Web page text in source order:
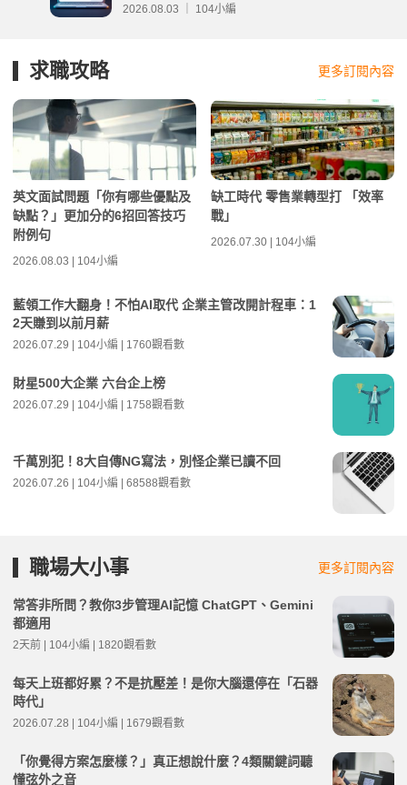
2026.08.03 ｜ 104小編
求職攻略 更多訂閱內容
英文面試問題「你有哪些優點及
缺點？」更加分的6招回答技巧
附例句
2026.08.03 | 104小編
缺工時代 零售業轉型打 「效率
戰」
2026.07.30 | 104小編
藍領工作大翻身！不怕AI取代 企業主管改開計程車：1
2天賺到以前月薪
2026.07.29 | 104小編 | 1760觀看數
財星500大企業 六台企上榜
2026.07.29 | 104小編 | 1758觀看數
千萬別犯！8大自傳NG寫法，別怪企業已讀不回
2026.07.26 | 104小編 | 68588觀看數
職場大小事 更多訂閱內容
常答非所問？教你3步管理AI記憶 ChatGPT、Gemini
都適用
2天前 | 104小編 | 1820觀看數
每天上班都好累？不是抗壓差！是你大腦還停在「石器
時代」
2026.07.28 | 104小編 | 1679觀看數
「你覺得方案怎麼樣？」真正想說什麼？4類關鍵詞聽
懂弦外之音